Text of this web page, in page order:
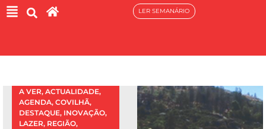
LER SEMANÁRIO
A VER, ACTUALIDADE,
AGENDA, COVILHÃ,
DESTAQUE, INOVAÇÃO,
LAZER, REGIÃO,